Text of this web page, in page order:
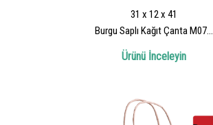
31 x 12 x 41
Burgu Saplı Kağıt Çanta M07...
Ürünü İnceleyin